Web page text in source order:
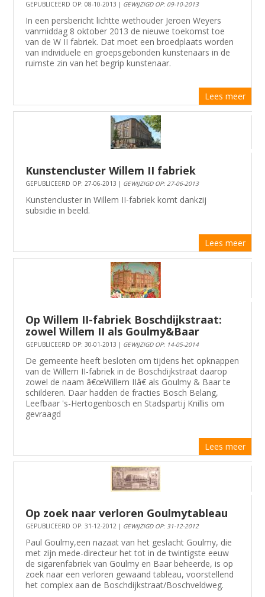
GEPUBLICEERD OP: 08-10-2013 | GEWIJZIGD OP: 09-10-2013
In een persbericht lichtte wethouder Jeroen Weyers
vanmiddag 8 oktober 2013 de nieuwe toekomst toe
van de W II fabriek. Dat moet een broedplaats worden
van individuele en groepsgebonden kunstenaars in de
ruimste zin van het begrip kunstenaar.
Lees meer
Kunstencluster Willem II fabriek
GEPUBLICEERD OP: 27-06-2013 | GEWIJZIGD OP: 27-06-2013
Kunstencluster in Willem II-fabriek komt dankzij
subsidie in beeld.
Lees meer
Op Willem II-fabriek Boschdijkstraat:
zowel Willem II als Goulmy&Baar
GEPUBLICEERD OP: 30-01-2013 | GEWIJZIGD OP: 14-05-2014
De gemeente heeft besloten om tijdens het opknappen
van de Willem II-fabriek in de Boschdijkstraat daarop
zowel de naam â€œWillem IIâ€ als Goulmy & Baar te
schilderen. Daar hadden de fracties Bosch Belang,
Leefbaar 's-Hertogenbosch en Stadspartij Knillis om
gevraagd
Lees meer
Op zoek naar verloren Goulmytableau
GEPUBLICEERD OP: 31-12-2012 | GEWIJZIGD OP: 31-12-2012
Paul Goulmy,een nazaat van het geslacht Goulmy, die
met zijn mede-directeur het tot in de twintigste eeuw
de sigarenfabriek van Goulmy en Baar beheerde, is op
zoek naar een verloren gewaand tableau, voorstellend
het complex aan de Boschdijkstraat/Boschveldweg.